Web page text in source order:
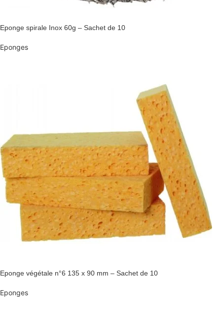
Eponge spirale Inox 60g – Sachet de 10
Eponges
Eponge végétale n°6 135 x 90 mm – Sachet de 10
Eponges